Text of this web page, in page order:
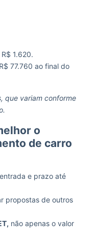
1.620.
77.760 ao final do
que variam conforme
o
de carro
e prazo até
propostas de outros
não apenas o valor